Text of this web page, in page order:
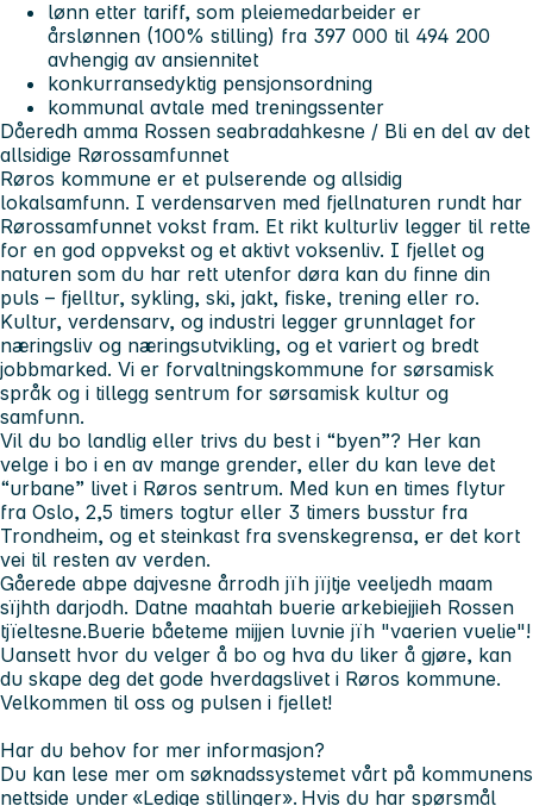
lønn etter tariff, som pleiemedarbeider er
årslønnen (100% stilling) fra 397 000 til 494 200
avhengig av ansiennitet
konkurransedyktig pensjonsordning
kommunal avtale med treningssenter
Dåeredh amma Rossen seabradahkesne / Bli en del av det
allsidige Rørossamfunnet
Røros kommune er et pulserende og allsidig
lokalsamfunn. I verdensarven med fjellnaturen rundt har
Rørossamfunnet vokst fram. Et rikt kulturliv legger til rette
for en god oppvekst og et aktivt voksenliv. I fjellet og
naturen som du har rett utenfor døra kan du finne din
puls – fjelltur, sykling, ski, jakt, fiske, trening eller ro.
Kultur, verdensarv, og industri legger grunnlaget for
næringsliv og næringsutvikling, og et variert og bredt
jobbmarked. Vi er forvaltningskommune for sørsamisk
språk og i tillegg sentrum for sørsamisk kultur og
samfunn.
Vil du bo landlig eller trivs du best i “byen”? Her kan
velge i bo i en av mange grender, eller du kan leve det
“urbane” livet i Røros sentrum. Med kun en times flytur
fra Oslo, 2,5 timers togtur eller 3 timers busstur fra
Trondheim, og et steinkast fra svenskegrensa, er det kort
vei til resten av verden.
Gåerede abpe dajvesne årrodh jïh jïjtje veeljedh maam
sïjhth darjodh. Datne maahtah buerie arkebiejjieh Rossen
tjïeltesne.Buerie båeteme mijjen luvnie jïh "vaerien vuelie"!
Uansett hvor du velger å bo og hva du liker å gjøre, kan
du skape deg det gode hverdagslivet i Røros kommune.
Velkommen til oss og pulsen i fjellet!
Har du behov for mer informasjon?
Du kan lese mer om søknadssystemet vårt på kommunens
nettside under «Ledige stillinger». Hvis du har spørsmål